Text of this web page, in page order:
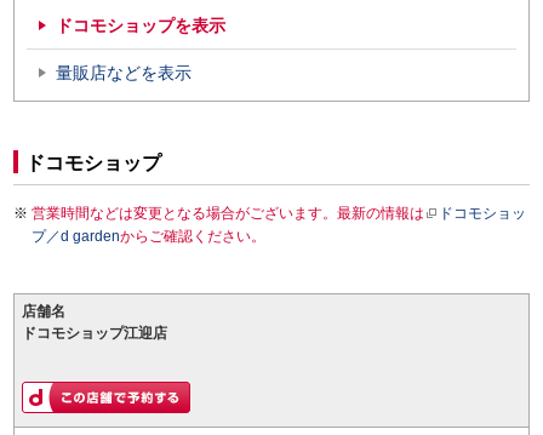
ドコモショップを表示
量販店などを表示
ドコモショップ
営業時間などは変更となる場合がございます。最新の情報は
ドコモショッ
プ／d gardenからご確認ください。
店舗名
ドコモショップ江迎店